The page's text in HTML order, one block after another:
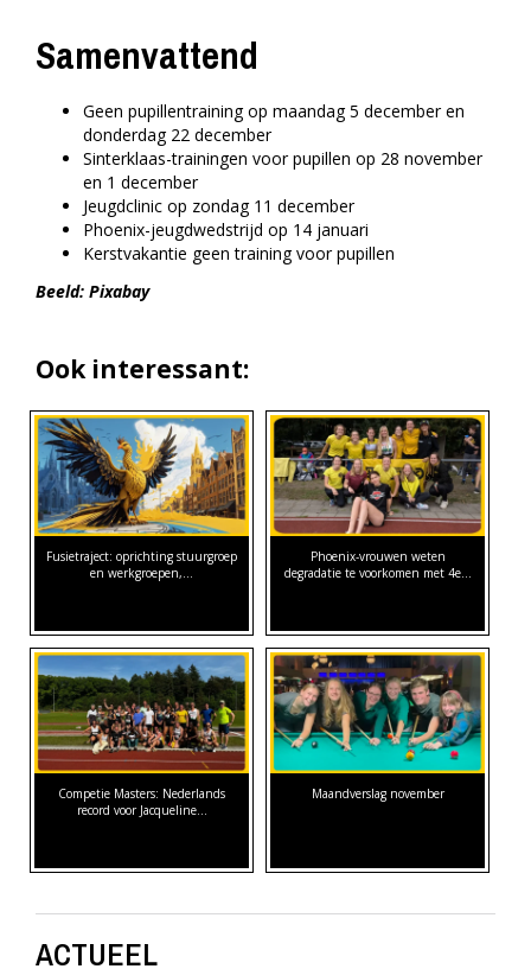
Samenvattend
Geen pupillentraining op maandag 5 december en
donderdag 22 december
Sinterklaas-trainingen voor pupillen op 28 november
en 1 december
Jeugdclinic op zondag 11 december
Phoenix-jeugdwedstrijd op 14 januari
Kerstvakantie geen training voor pupillen
Beeld: Pixabay
Ook interessant:
Fusietraject: oprichting stuurgroep
en werkgroepen,…
Phoenix-vrouwen weten
degradatie te voorkomen met 4e…
Competie Masters: Nederlands
record voor Jacqueline…
Maandverslag november
ACTUEEL